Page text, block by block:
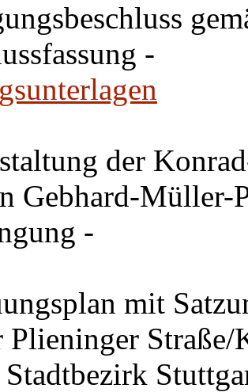
-
der
Gebhard-Müller-
-
mit
Plieninger